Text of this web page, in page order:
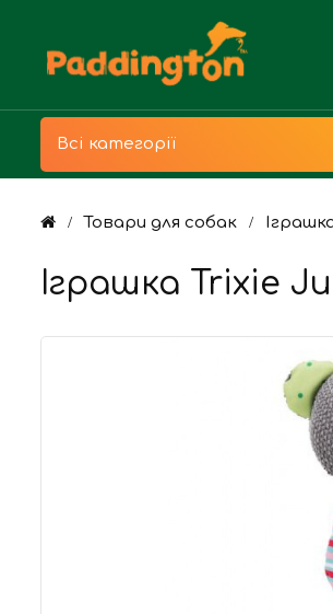
Всі категорії
Товари для собак
Іграшка Trixie